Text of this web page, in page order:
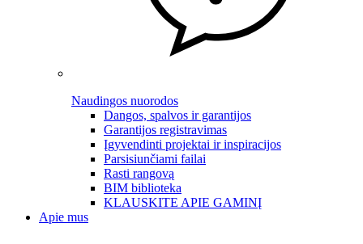
Naudingos nuorodos
Dangos, spalvos ir garantijos
Garantijos registravimas
Įgyvendinti projektai ir inspiracijos
Parsisiunčiami failai
Rasti rangovą
BIM biblioteka
KLAUSKITE APIE GAMINĮ
Apie mus